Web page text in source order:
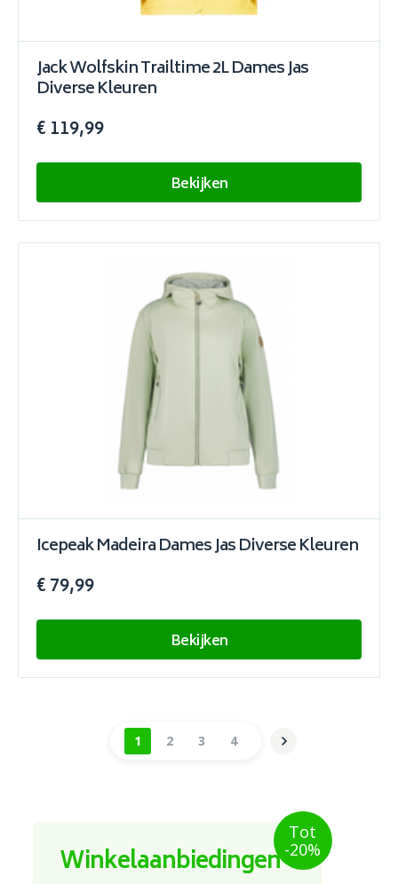
Winkelaanbiedingen
Tot
-20%
Jack Wolfskin Trailtime 2L Dames Jas
Diverse Kleuren
€ 119,99
Bekijken
Icepeak Madeira Dames Jas Diverse Kleuren
€ 79,99
Bekijken
1 2 3 4